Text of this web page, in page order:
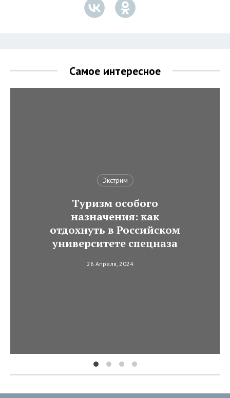
Самое интересное
Экстрим
Туризм особого
назначения: как
отдохнуть в Российском
университете спецназа
26 Апреля, 2024